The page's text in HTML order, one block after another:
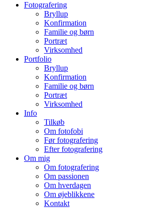
Fotografering
Bryllup
Konfirmation
Familie og børn
Portræt
Virksomhed
Portfolio
Bryllup
Konfirmation
Familie og børn
Portræt
Virksomhed
Info
Tilkøb
Om fotofobi
Før fotografering
Efter fotografering
Om mig
Om fotografering
Om passionen
Om hverdagen
Om øjeblikkene
Kontakt